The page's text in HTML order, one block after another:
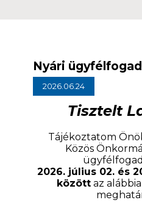
Nyári
2026.06.24
Tisztelt
Tájékoztatom
Közös
2026. július 02. és
között az